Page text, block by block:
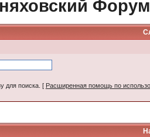
Форум
для поиска. [ Расширенная помощь по